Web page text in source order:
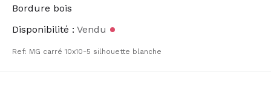
Bordure bois
Disponibilité : Vendu
Ref: MG carré 10x10-5 silhouette blanche